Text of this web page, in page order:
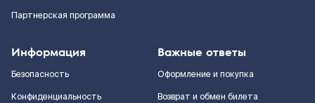
Партнерская программа
Информация
Безопасность
Конфиденциальность
Важные ответы
Оформление и покупка
Возврат и обмен билета